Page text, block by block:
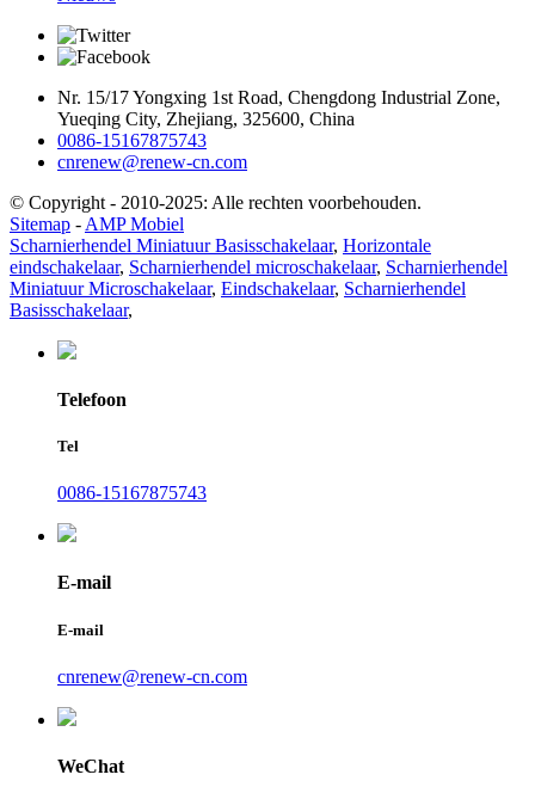
Nr. 15/17 Yongxing 1st Road, Chengdong Industrial Zone,
Yueqing City, Zhejiang, 325600, China
0086-15167875743
cnrenew@renew-cn.com
© Copyright - 2010-2025: Alle rechten voorbehouden.
Sitemap - AMP Mobiel
Scharnierhendel Miniatuur Basisschakelaar, Horizontale
eindschakelaar, Scharnierhendel microschakelaar, Scharnierhendel
Miniatuur Microschakelaar, Eindschakelaar, Scharnierhendel
Basisschakelaar,
Telefoon
Tel
0086-15167875743
E-mail
E-mail
cnrenew@renew-cn.com
WeChat